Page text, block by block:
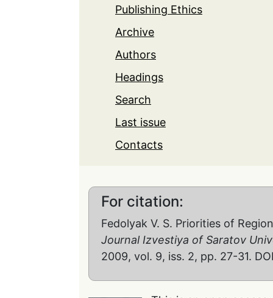
Publishing Ethics
Archive
Authors
Headings
Search
Last issue
Contacts
For citation:
Fedolyak V. S. Priorities of
Journal Izvestiya of Saratov
2009, vol. 9, iss. 2, pp. 27-31.